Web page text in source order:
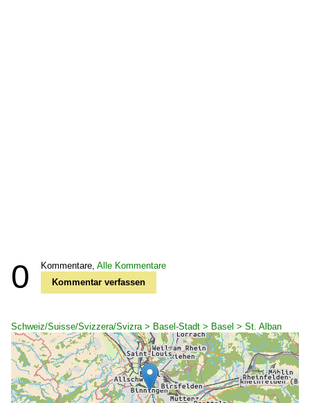
0 Kommentare, Alle Kommentare
Kommentar verfassen
Schweiz/Suisse/Svizzera/Svizra > Basel-Stadt > Basel > St. Alban